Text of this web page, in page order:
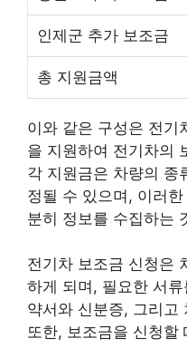
인제군 추가 보조금
총 지원금액
이와 같은 구성은 전기
을 지원하여 전기차의
각 지원금은 차량의 종
정될 수 있으며, 이러
분히 정보를 수집하는
전기차 보조금 신청은
하게 되며, 필요한 서
약서와 신분증, 그리고
또한, 보조금을 신청할